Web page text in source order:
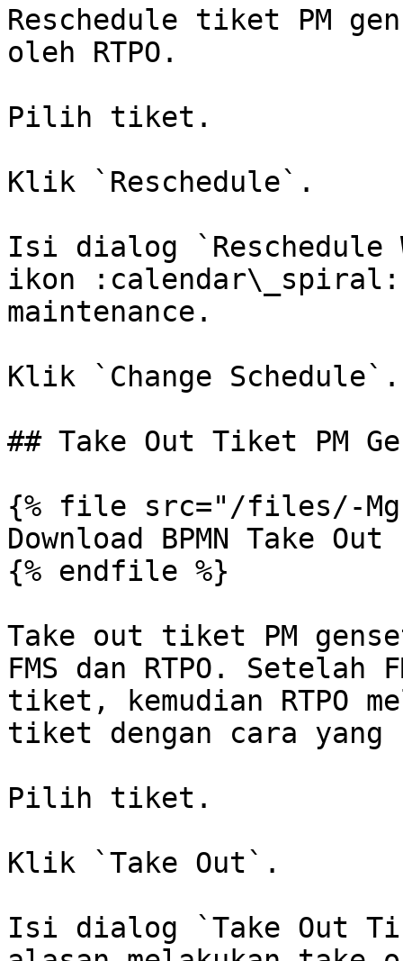
Reschedule tiket PM
oleh RTPO.
Pilih tiket.
Klik `Reschedule`.
Isi dialog `Reschedule
ikon :calendar\_spiral:
maintenance.
Klik `Change Schedule`.
## Take Out Tiket PM
{% file src="/files/-
Download BPMN Take
{% endfile %}
Take out tiket PM
FMS dan RTPO. Setelah
tiket, kemudian RTPO
tiket dengan cara yang
Pilih tiket.
Klik `Take Out`.
Isi dialog `Take Out